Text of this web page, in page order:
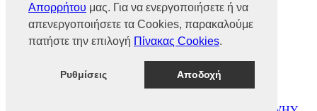
Απορρήτου μας. Για να ενεργοποιήσετε ή να
απενεργοποιήσετε τα Cookies, παρακαλούμε
πατήστε την επιλογή Πίνακας Cookies.
Ρυθμίσεις Αποδοχή
Υποστήριξη
Επικοινωνία
Γίνε συνεργάτης
Πολιτική απορρήτου